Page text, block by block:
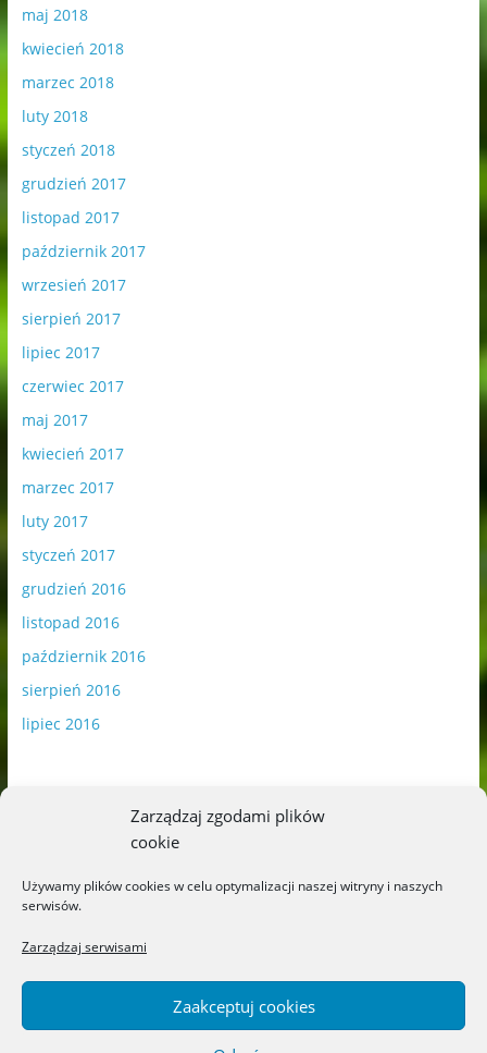
Zarządzaj zgodami plików
cookie
Używamy plików cookies w celu optymalizacji naszej witryny i naszych
serwisów.
Zarządzaj serwisami
Zaakceptuj cookies
maj 2018
kwiecień 2018
marzec 2018
luty 2018
styczeń 2018
grudzień 2017
listopad 2017
październik 2017
wrzesień 2017
sierpień 2017
lipiec 2017
czerwiec 2017
maj 2017
kwiecień 2017
marzec 2017
luty 2017
styczeń 2017
grudzień 2016
listopad 2016
październik 2016
sierpień 2016
lipiec 2016